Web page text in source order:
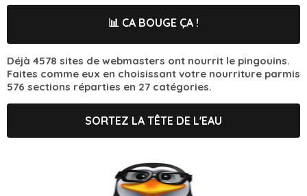
📊 CA BOUGE ÇA !
Déjà 4578 sites de webmasters ont nourrit le pingouins.
Faites comme eux en choisissant votre nourriture parmis
576 sections réparties en 27 catégories.
SORTEZ LA TÊTE DE L'EAU